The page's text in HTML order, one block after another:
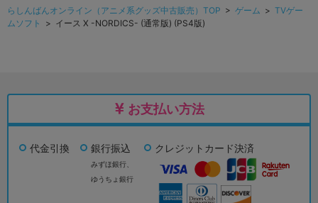
らしんばんオンライン（アニメ系グッズ中古販売）TOP > ゲーム > TVゲー
ムソフト
> イース X -NORDICS- (通常版) (PS4版)
お支払い方法
代金引換 銀行振込
みずほ銀行、
ゆうちょ銀行
クレジットカード決済